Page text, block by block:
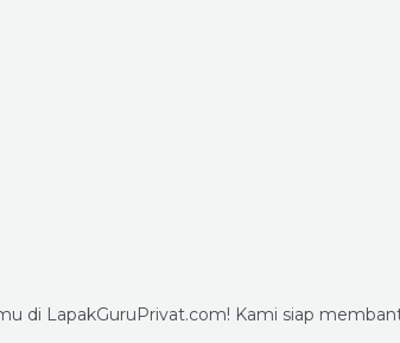
di LapakGuruPrivat.com! Kami siap